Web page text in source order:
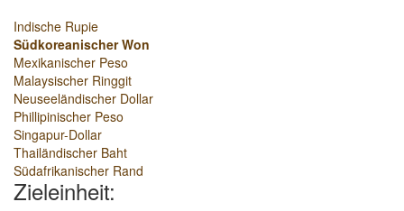
Indische Rupie
Südkoreanischer Won
Mexikanischer Peso
Malaysischer Ringgit
Neuseeländischer Dollar
Phillipinischer Peso
Singapur-Dollar
Thailändischer Baht
Südafrikanischer Rand
Zieleinheit: